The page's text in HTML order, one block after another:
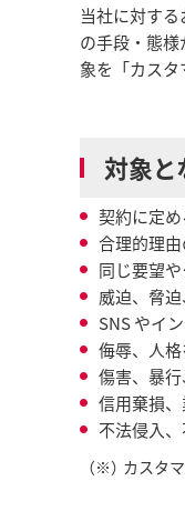
当社に対す
の手段・態
象を「カスタ
対象
契約に定
合理的理
同じ要望
威迫、脅
SNS やイ
侮辱、人
傷害、暴
信用棄損
不法侵入
（※）カスタ